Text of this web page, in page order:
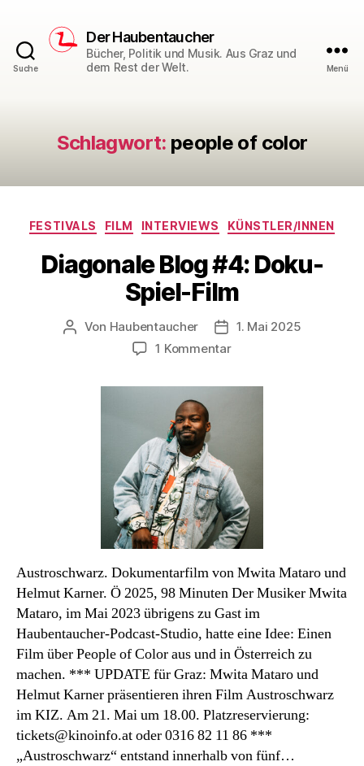
Suche
Der Haubentaucher
Bücher, Politik und Musik. Aus Graz und
dem Rest der Welt.
Menü
Schlagwort: people of color
Kategorien
FESTIVALS FILM INTERVIEWS KÜNSTLER/INNEN
Diagonale Blog #4: Doku-
Spiel-Film
Beitragsautor
Von Haubentaucher Veröffentlichungsdatum
1. Mai 2025
1 Kommentarzu
Blog
Austroschwarz. Dokumentarfilm von Mwita Mataro und
Helmut Karner. Ö 2025, 98 Minuten Der Musiker Mwita
Mataro, im Mai 2023 übrigens zu Gast im
Haubentaucher-Podcast-Studio, hatte eine Idee: Einen
Film über People of Color aus und in Österreich zu
machen. *** UPDATE für Graz: Mwita Mataro und
Helmut Karner präsentieren ihren Film Austroschwarz
im KIZ. Am 21. Mai um 18.00. Platzreservierung:
tickets@kinoinfo.at oder 0316 82 11 86 ***
„Austroschwarz“ entstand innerhalb von fünf…